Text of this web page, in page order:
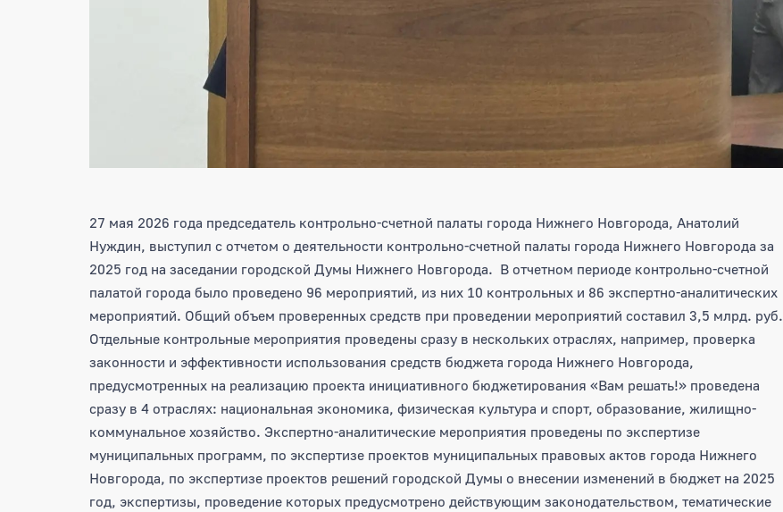
27 мая 2026 года председатель контрольно-счетной палаты города Нижнего Новгорода, Анатолий
Нуждин, выступил с отчетом о деятельности контрольно-счетной палаты города Нижнего Новгорода за
2025 год на заседании городской Думы Нижнего Новгорода. В отчетном периоде контрольно-счетной
палатой города было проведено 96 мероприятий, из них 10 контрольных и 86 экспертно-аналитических
мероприятий. Общий объем проверенных средств при проведении мероприятий составил 3,5 млрд. руб.
Отдельные контрольные мероприятия проведены сразу в нескольких отраслях, например, проверка
законности и эффективности использования средств бюджета города Нижнего Новгорода,
предусмотренных на реализацию проекта инициативного бюджетирования «Вам решать!» проведена
сразу в 4 отраслях: национальная экономика, физическая культура и спорт, образование, жилищно-
коммунальное хозяйство. Экспертно-аналитические мероприятия проведены по экспертизе
муниципальных программ, по экспертизе проектов муниципальных правовых актов города Нижнего
Новгорода, по экспертизе проектов решений городской Думы о внесении изменений в бюджет на 2025
год, экспертизы, проведение которых предусмотрено действующим законодательством, тематические